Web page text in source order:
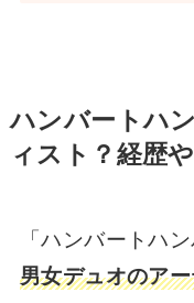
ハンバートハ
ィスト？経歴
「ハンバートハ
男女デュオのア